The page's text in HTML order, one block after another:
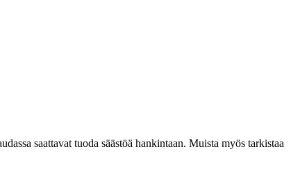
saattavat tuoda säästöä hankintaan. Muista myös tarkistaa